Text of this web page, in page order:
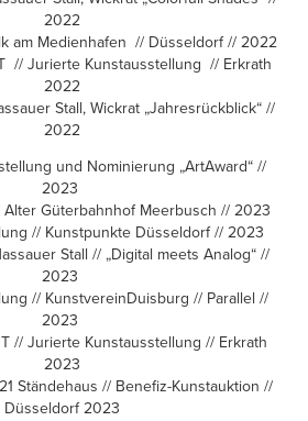
2022
am Medienhafen // Düsseldorf // 2022
// Jurierte Kunstausstellung // Erkrath
2022
Stall, Wickrat „Jahresrückblick“ //
2022
und Nominierung „ArtAward“ //
2023
Güterbahnhof Meerbusch // 2023
// Kunstpunkte Düsseldorf // 2023
Stall // „Digital meets Analog“ //
2023
// KunstvereinDuisburg // Parallel //
2023
// Jurierte Kunstausstellung // Erkrath
2023
Ständehaus // Benefiz-Kunstauktion //
Düsseldorf 2023